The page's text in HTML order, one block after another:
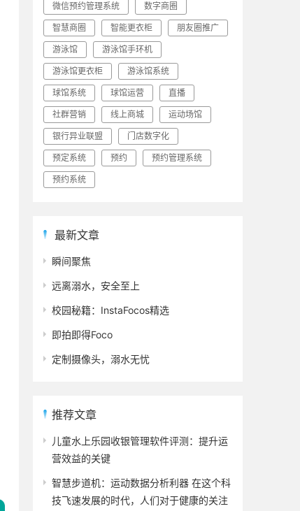
微信预约管理系统 数字商圈
智慧商圈 智能更衣柜 朋友圈推广
游泳馆 游泳馆手环机
游泳馆更衣柜 游泳馆系统
球馆系统 球馆运营 直播
社群营销 线上商城 运动场馆
银行异业联盟 门店数字化
预定系统 预约 预约管理系统
预约系统
最新文章
瞬间聚焦
远离溺水，安全至上
校园秘籍：InstaFocos精选
即拍即得Foco
定制摄像头，溺水无忧
推荐文章
儿童水上乐园收银管理软件评测：提升运
营效益的关键
智慧步道机：运动数据分析利器 在这个科
技飞速发展的时代，人们对于健康的关注